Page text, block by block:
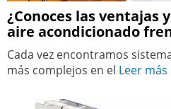
¿Conoces las ventajas
aire acondicionado
Cada vez encontramos
más complejos en el Leer más